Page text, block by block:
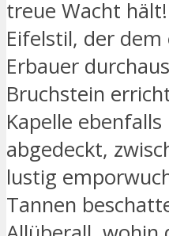
treue Wacht
Eifelstil, der
Erbauer
Bruchstein
Kapelle
abgedeckt,
lustig
Tannen